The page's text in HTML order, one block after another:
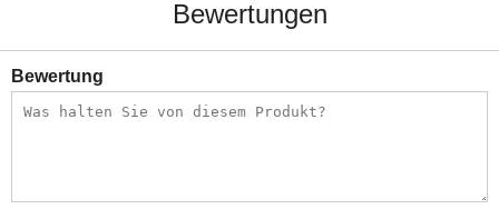
Bewertungen
Bewertung